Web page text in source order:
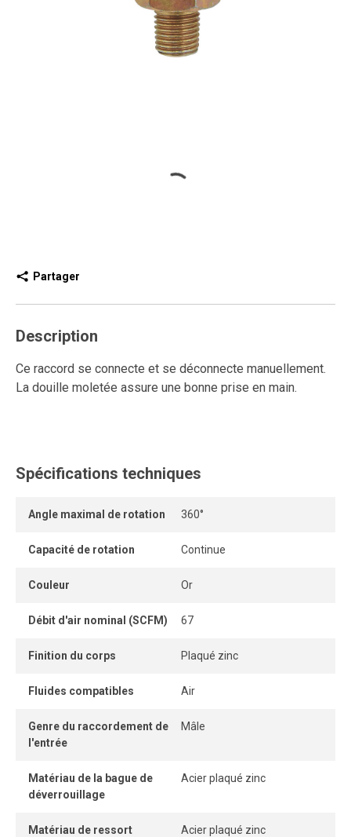
Partager
Description
Ce raccord se connecte et se déconnecte manuellement.
La douille moletée assure une bonne prise en main.
Spécifications techniques
Angle maximal de rotation 360°
Capacité de rotation Continue
Couleur Or
Débit d'air nominal (SCFM) 67
Finition du corps Plaqué zinc
Fluides compatibles Air
Genre du raccordement de
l'entrée
Mâle
Matériau de la bague de
déverrouillage
Acier plaqué zinc
Matériau de ressort Acier plaqué zinc